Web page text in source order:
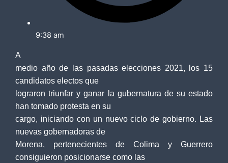
9:38 am
A
medio año de las pasadas elecciones 2021, los 15
candidatos electos que
lograron triunfar y ganar la gubernatura de su estado
han tomado protesta en su
cargo, iniciando con un nuevo ciclo de gobierno. Las
nuevas gobernadoras de
Morena, pertenecientes de Colima y Guerrero
consiguieron posicionarse como las